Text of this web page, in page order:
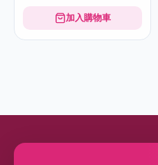
加入購物車